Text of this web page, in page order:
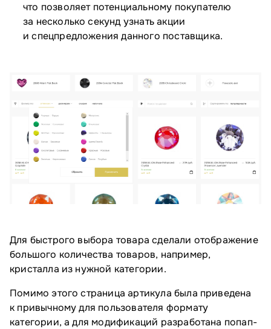
что позволяет потенциальному покупателю
за несколько секунд узнать акции
и спецпредложения данного поставщика.
Для быстрого выбора товара сделали отображение
большого количества товаров, например,
кристалла из нужной категории.
Помимо этого страница артикула была приведена
к привычному для пользователя формату
категории, а для модификаций разработана попап-